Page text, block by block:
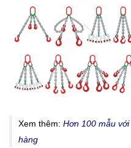
Xem thêm: Hơn 100 mẫu
hàng